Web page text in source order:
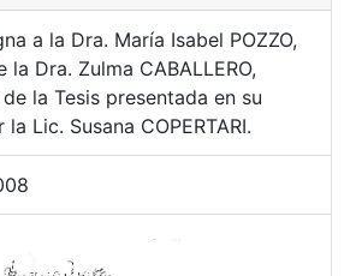
a la Dra. María Isabel POZZO,
Dra. Zulma CABALLERO,
la Tesis presentada en su
Lic. Susana COPERTARI.